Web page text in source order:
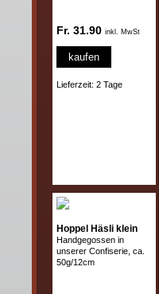
Fr. 31.90 inkl. MwSt
kaufen
Lieferzeit: 2 Tage
Hoppel Häsli klein
Handgegossen in
unserer Confiserie, ca.
50g/12cm